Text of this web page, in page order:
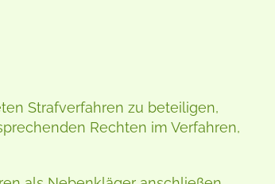
Strafverfahren zu beteiligen,
Rechten im Verfahren,